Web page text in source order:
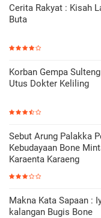
Cerita Rakyat : Kisah
Buta
Korban Gempa
Utus Dokter Keliling
Sebut Arung Palakka
Kebudayaan Bone
Karaenta Karaeng
Makna Kata Sapaan :
kalangan Bugis Bone